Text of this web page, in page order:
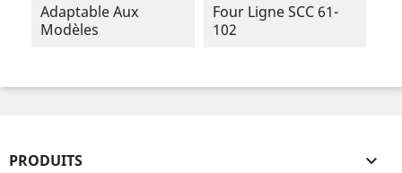
Adaptable Aux
Modèles
Four Ligne SCC 61-
102
PRODUITS 